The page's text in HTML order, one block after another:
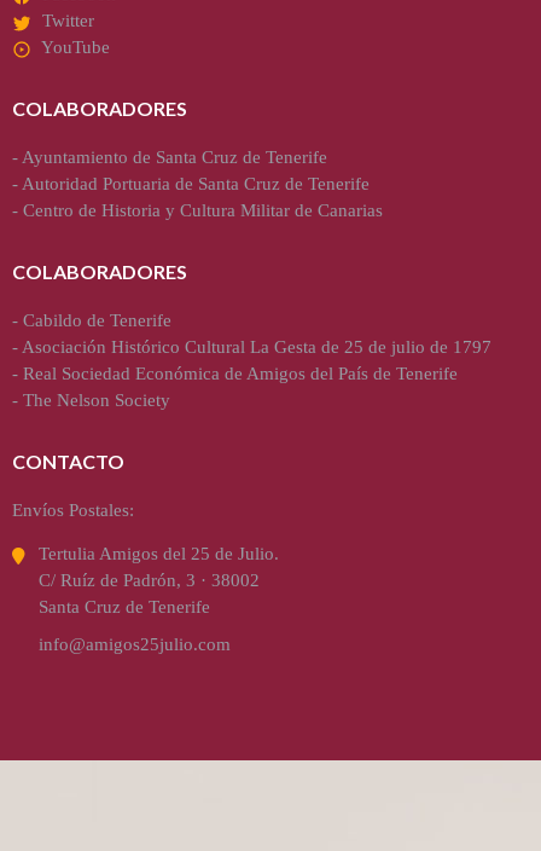
Twitter
YouTube
COLABORADORES
- Ayuntamiento de Santa Cruz de Tenerife
- Autoridad Portuaria de Santa Cruz de Tenerife
- Centro de Historia y Cultura Militar de Canarias
COLABORADORES
- Cabildo de Tenerife
- Asociación Histórico Cultural La Gesta de 25 de julio de 1797
- Real Sociedad Económica de Amigos del País de Tenerife
- The Nelson Society
CONTACTO
Envíos Postales:
Tertulia Amigos del 25 de Julio.
C/ Ruíz de Padrón, 3 · 38002
Santa Cruz de Tenerife
info@amigos25julio.com